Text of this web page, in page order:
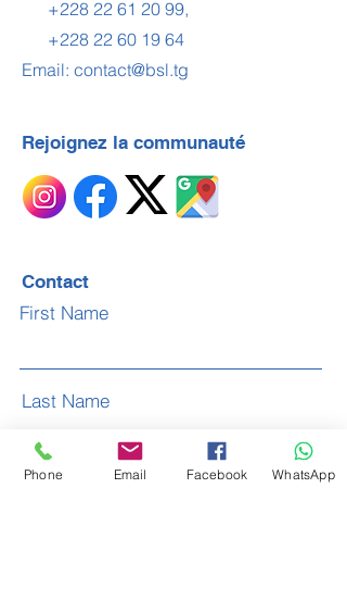
+228 22 61 20 99,
+228 22 60 19 64
Email: contact@bsl.tg
Rejoignez la communauté
Contact
First Name
Last Name
Email
Phone Email Facebook WhatsApp